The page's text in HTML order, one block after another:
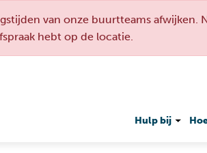
van onze buurtteams
hebt op de locatie.
Hulp bij